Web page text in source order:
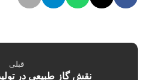
قبلی
نقش گاز طبیعی در